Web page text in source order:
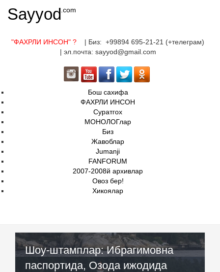
Sayyod .com
"ФАХРЛИ ИНСОН" ?
| Биз: +99894 695-21-21 (+телеграм)
| эл.почта: sayyod@gmail.com
Бош сахифа
ФАХРЛИ ИНСОН
Суратгох
МОНОЛОГлар
Биз
Жавоблар
Jumanji
FANFORUM
2007-2008й архивлар
Овоз бер!
Хикоялар
Шоу-штамплар: Ибрагимовна
паспортида, Озода ижодида